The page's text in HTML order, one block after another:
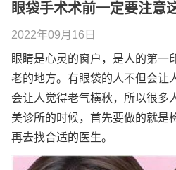
眼袋手术术前一定要注意
2022年09月16日
眼睛是心灵的窗户，是人的第一
老的地方。有眼袋的人不但会让
会让人觉得老气横秋，所以很多
美诊所的时候，首先要做的就是
再去找合适的医生。